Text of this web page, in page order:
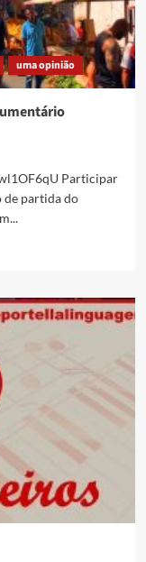
uma opinião
Participar
de partida do